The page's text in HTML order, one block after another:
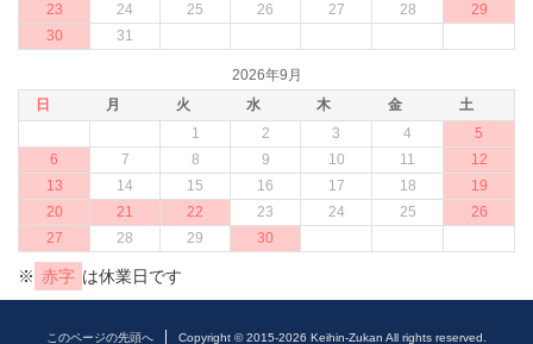
23
24 25 26 27 28
29
30
31
2026年9月
日
月 火 水 木 金
土
1
2 3 4
5
6
7 8 9 10 11
12
13
14 15 16 17 18
19
20
21 22 23 24 25
26
27
28 29 30
※ 赤字 は休業日です
このページの先頭へ Copyright © 2015-2026 Keihin-Zukan All rights reserved.